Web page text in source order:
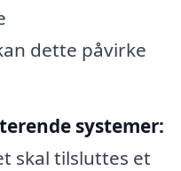
dette påvirke
systemer:
skal tilsluttes et